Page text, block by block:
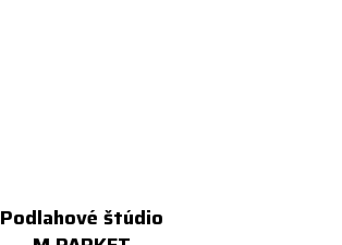
Podlahové štúdio